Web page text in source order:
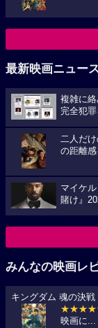
最新映画ニュー
複雑に
完全犯
二人だ
の距離
マイケ
賭け』
みんなの映画レ
キングダム 魂の決戦
★★★★
映画に...